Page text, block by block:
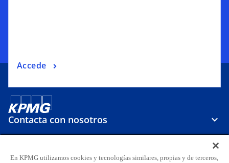
Accede
Contacta con nosotros
Sobre KPMG
En KPMG utilizamos cookies y tecnologías similares, propias y de terceros,